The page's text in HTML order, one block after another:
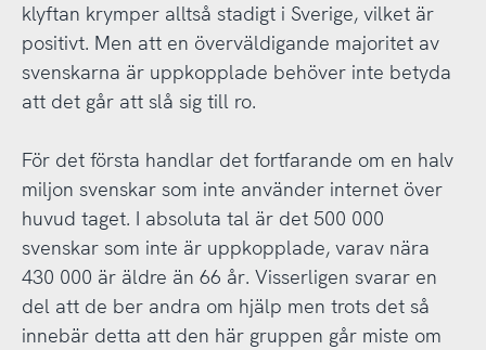
klyftan krymper alltså stadigt i Sverige, vilket är
positivt. Men att en överväldigande majoritet av
svenskarna är uppkopplade behöver inte betyda
att det går att slå sig till ro.
För det första handlar det fortfarande om en halv
miljon svenskar som inte använder internet över
huvud taget. I absoluta tal är det 500 000
svenskar som inte är uppkopplade, varav nära
430 000 är äldre än 66 år. Visserligen svarar en
del att de ber andra om hjälp men trots det så
innebär detta att den här gruppen går miste om